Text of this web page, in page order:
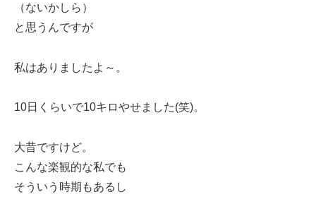
（ないかしら）
と思うんですが
私はありましたよ～。
10日くらいで10キロやせました(笑)。
大昔ですけど。
こんな楽観的な私でも
そういう時期もあるし